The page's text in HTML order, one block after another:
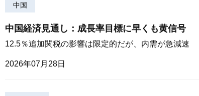
中国
中国経済見通し：成長率目標に早くも黄信号
12.5％追加関税の影響は限定的だが、内需が急減速
2026年07月28日